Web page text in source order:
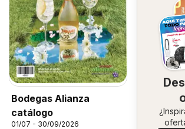
Bodegas Alianza
catálogo
01/07 - 30/09/2026